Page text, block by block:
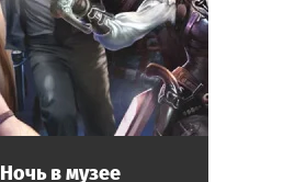
Ночь в музее